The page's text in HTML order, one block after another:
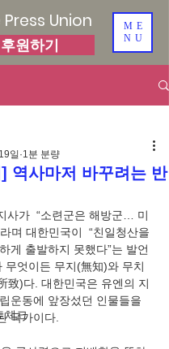
Press Union
후원하기
ME
NU
체크
역사마저 바꾸려는 반
일 1분 분량
사가  “소련군은 해방군… 미
며 대한민국이  “친일청산을
게 출발하지 못했다”는 발언
무엇이든 무지(無知)와 무치
致)다. 대한민국은 유엔의 지
운동에 앞장섰던 인물들을
국가이다.